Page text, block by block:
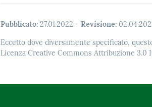
Pubblicato: 27.01.2022 - Revisione:
Eccetto dove diversamente specificato,
Licenza Creative Commons Attribuzione 3.0